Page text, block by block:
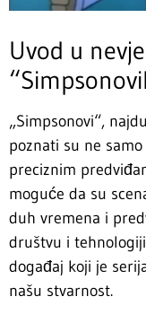
Uvod u
„Simpsonovi“,
poznati su ne
preciznim
moguće da su
duh vremena i
društvu i
događaj koji je
našu stvarnost.